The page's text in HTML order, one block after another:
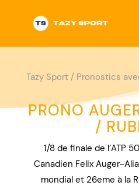
Tazy Sport/ Pronostics
PRONO
/
1/8 de finale de l’ATP
Canadien Felix Auger-
mondial et 26eme à la